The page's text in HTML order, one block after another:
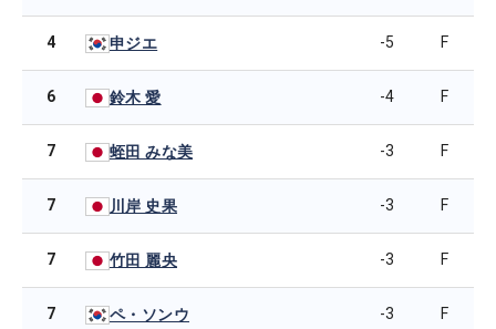
4 申ジエ -5 F
6 鈴木 愛 -4 F
7 蛭田 みな美 -3 F
7 川岸 史果 -3 F
7 竹田 麗央 -3 F
7 ペ・ソンウ -3 F